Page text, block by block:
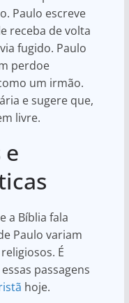
Paulo escreve
receba de volta
fugido. Paulo
perdoe
um irmão.
e sugere que,
livre.
a Bíblia fala
Paulo variam
É
passagens
hoje.